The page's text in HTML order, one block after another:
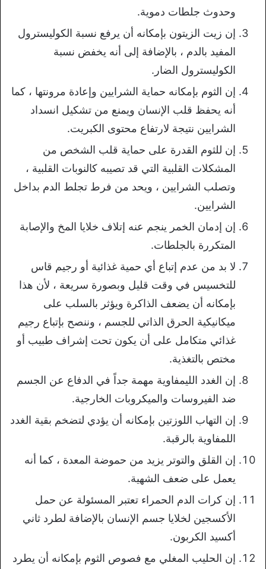
وحدوث جلطات دموية.
إن زيت الزيتون بإمكانه أن يرفع نسبة الكوليسترول
المفيد بالدم ، بالإضافة إلى أنه يخفض نسبة
الكوليسترول الضار.
إن الثوم بإمكانه حماية الشرايين وإعادة مرونتها ، كما
أنه يحفظ قلب الإنسان ويمنع من تشكيل انسداد
الشرايين نتيجة لارتفاع محتوى الكبريت.
إن للثوم القدرة على حماية قلب الشخص من
المشكلات القلبية التي قد تصيبه كالنوبات القلبية ،
وتصلب الشرايين ، ويحد من فرط تجلط الدم بداخل
الشرايين.
إن إدمان الخمر ينجم عنه إتلاف خلايا المخ والإصابة
المتكررة بالجلطات.
لا بد من عدم إتباع أي حمية غذائية أو رجيم قاس
للتخسيس في وقت قليل وبصورة سريعة ، لأن هذا
بإمكانه أن يضعف الذاكرة ويؤثر بالسلب على
ميكانيكية الحرق الذاتي للجسم ، وننصح بإتباع رجيم
غذائي متكامل على أن يكون تحت إشراف طبيب أو
مختص بالتغذية.
إن الغدد الليمفاوية مهمة جداً في الدفاع عن الجسم
ضد الفيروسات والميكروبات الخارجية.
إن التهاب اللوزتين بإمكانه أن يؤدي لتضخم بقية الغدد
اللمفاوية بالرقبة.
إن القلق والتوتر يزيد من حموضة المعدة ، كما أنه
يعمل على ضعف الشهية.
إن كرات الدم الحمراء تعتبر المسئولة عن حمل
الأكسجين لخلايا جسم الإنسان بالإضافة لطرد ثاني
أكسيد الكربون.
إن الحليب المغلي مع فصوص الثوم بإمكانه أن يطرد